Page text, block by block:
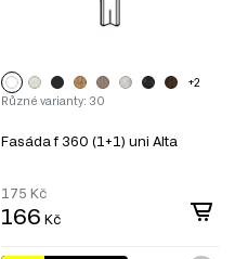
+2
Různé varianty: 30
Fasáda f 360 (1+1) uni Alta
175 Kč
166 Kč